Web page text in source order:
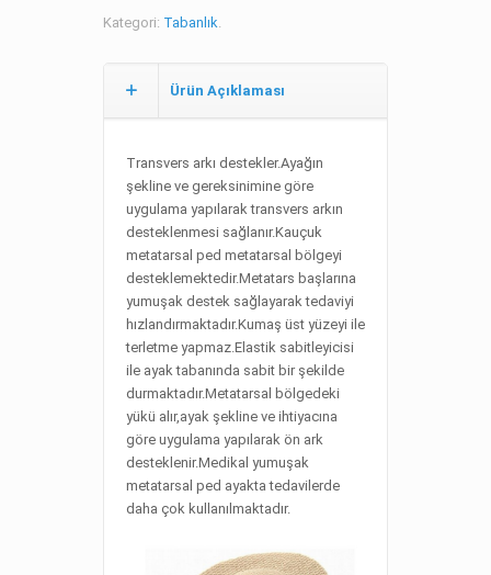
Kategori: Tabanlık.
Ürün Açıklaması
Transvers arkı destekler.Ayağın
şekline ve gereksinimine göre
uygulama yapılarak transvers arkın
desteklenmesi sağlanır.Kauçuk
metatarsal ped metatarsal bölgeyi
desteklemektedir.Metatars başlarına
yumuşak destek sağlayarak tedaviyi
hızlandırmaktadır.Kumaş üst yüzeyi ile
terletme yapmaz.Elastik sabitleyicisi
ile ayak tabanında sabit bir şekilde
durmaktadır.Metatarsal bölgedeki
yükü alır,ayak şekline ve ihtiyacına
göre uygulama yapılarak ön ark
desteklenir.Medikal yumuşak
metatarsal ped ayakta tedavilerde
daha çok kullanılmaktadır.